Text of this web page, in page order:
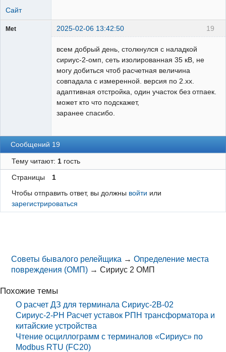
Сайт
19
Met 2025-02-06 13:42:50
всем добрый день, столкнулся с наладкой
сириус-2-омп, сеть изолированная 35 кВ, не
могу добиться чтоб расчетная величина
совпадала с измеренной. версия по 2.хх.
адаптивная отстройка, один участок без отпаек.
может кто что подскажет,
заранее спасибо.
Сообщений 19
Тему читают: 1гость
Страницы
1
Чтобы отправить ответ, вы должны войти или
зарегистрироваться
Советы бывалого релейщика →Определение места
повреждения (ОМП) →Сириус 2 ОМП
Похожие темы
О расчет ДЗ для терминала Сириус-2В-02
Сириус-2-РН Расчет уставок РПН трансформатора и
китайские устройства
Чтение осциллограмм с терминалов «Сириус» по
Modbus RTU (FC20)